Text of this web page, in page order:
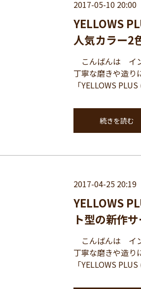
2017-05-10 20:00
YELLOWS
人気カラー2
こんばんは イ
丁寧な磨きや造り
「YELLOWS
続きを読む
2017-04-25 20:19
YELLOWS
ト型の新作
こんばんは イ
丁寧な磨きや造り
「YELLOWS